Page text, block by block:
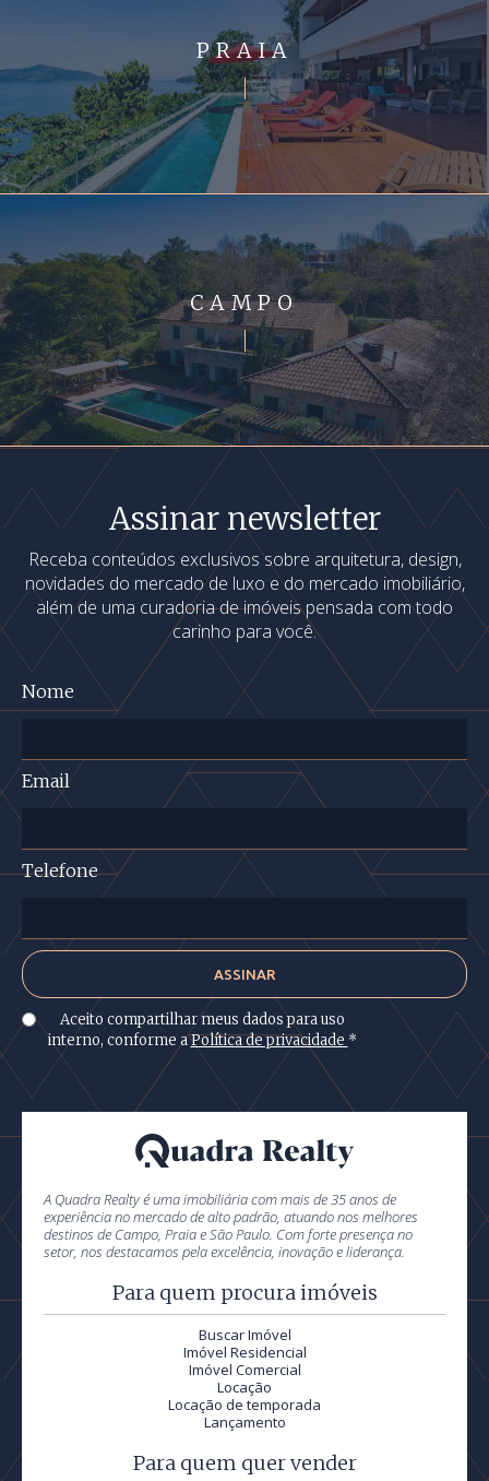
PRAIA
CAMPO
Assinar newsletter
Receba conteúdos exclusivos sobre arquitetura, design,
novidades do mercado de luxo e do mercado imobiliário,
além de uma curadoria de imóveis pensada com todo
carinho para você.
Nome
Email
Telefone
Aceito compartilhar meus dados para uso
interno, conforme aPolítica de privacidade *
A Quadra Realty é uma imobiliária com mais de 35 anos de
experiência no mercado de alto padrão, atuando nos melhores
destinos de Campo, Praia e São Paulo. Com forte presença no
setor, nos destacamos pela excelência, inovação e liderança.
Para quem procura imóveis
Buscar Imóvel
Imóvel Residencial
Imóvel Comercial
Locação
Locação de temporada
Lançamento
Para quem quer vender